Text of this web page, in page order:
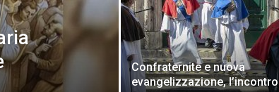
Confraternite e nuova
evangelizzazione, l’incontro